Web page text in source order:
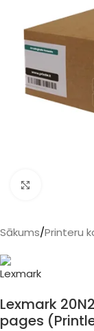
Sākums/Printeru
Lexmark
pages